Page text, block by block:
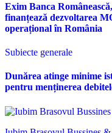
Exim Banca
finanțează dezvoltarea
operațional în România
Subiecte generale
Dunărea atinge minime
pentru menținerea